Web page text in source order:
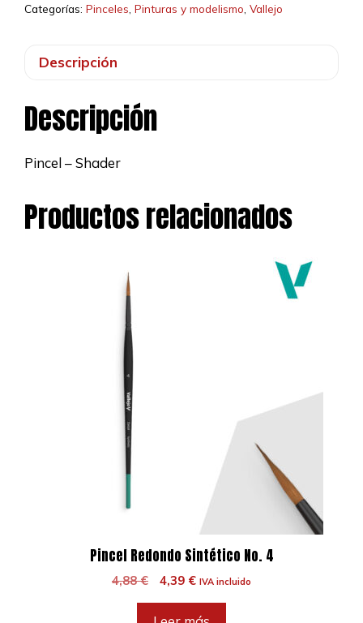
Categorías: Pinceles Pinturas y modelismo Vallejo
Descripción
Descripción
Pincel – Shader
Productos relacionados
Pincel Redondo Sintético No. 4
4,88€
El
original
4,39 €El
actual
IVA incluido